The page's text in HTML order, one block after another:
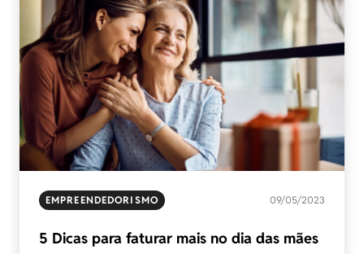
EMPREENDEDORISMO 09/05/2023
5 Dicas para faturar mais no dia das mães